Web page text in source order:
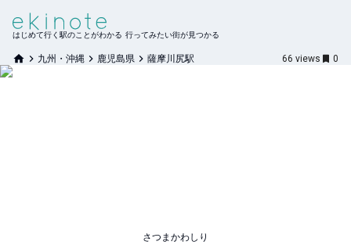
はじめて行く駅のことがわかる 行ってみたい街が見つかる
九州・沖縄 鹿児島県 薩摩川尻駅 66 views 0
さつまかわしり